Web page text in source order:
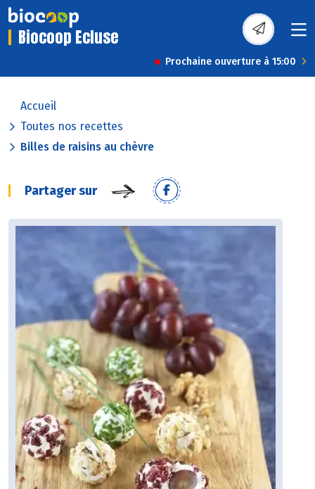
Biocoop Ecluse
Prochaine ouverture à 15:00
Accueil
Toutes nos recettes
Billes de raisins au chèvre
Partager sur